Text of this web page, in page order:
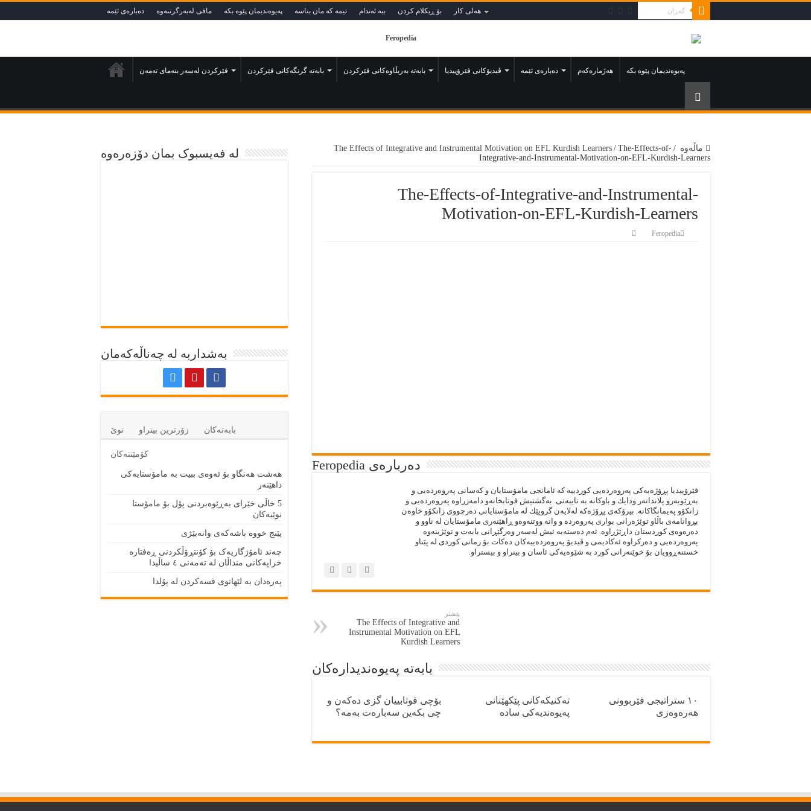
دەبارەى ئێمە مافى لەبەرگرتنەوە په‌يوه‌نديمان پێوه‌ بكه‌‌ تيمه كه مان بناسه ببه‌ ئه‌ندام بۆ ڕيكلام كردن هه‌لی كار
فێركردن لەسەر بنەماى تەمەن بابەتە گرنگەكانى فێركردن بابەتە بەربڵاوەكانى فێركردن ڤيديۆكانى فێرۆپيديا دەبارەى ئێمە هەژمارەکەم په‌يوه‌نديمان پێوه‌ بكه‌‌
ماڵەوە /
The Effects of Integrative and Instrumental Motivation on EFL Kurdish Learners / The-Effects-of-
Integrative-and-Instrumental-Motivation-on-EFL-Kurdish-Learners
The-Effects-of-Integrative-and-Instrumental-
Motivation-on-EFL-Kurdish-Learners
Feropedia
دەربارەى Feropedia
فێرۆپيديا پڕۆژەيەكى په‌روه‌رده‌يى كوردييە كە ئامانجى مامۆستايان و كەسانى پەروەردەيى و
بەڕێوبەرو پلاندانەر ودايك و باوكانە بە تايبەتى. به‌گشتيش قوتابخانەو دامەزراوە پەروەردەيى و
زانكۆو پەيمانگاكانە. بيرۆكەى پڕۆژەكە لەلايەن گروپێك لە مامۆستايانى دەرچووى زانكۆو خاوەن
بڕوانامەى باڵاو توێژەرانى بوارى پەروەردە و وانە ووتنەوەو ڕاهێنەرى مامۆستايان لە ناوو و
دەرەوەى كوردستان داڕێژراوە. ئەم دەستەيه‌ ئيش لەسەر وەرگێڕانى بابەت و توێژينەوە
پەروەردەيى و دەركراوە ئەكاديمى و ڤيديۆ پەروەردەييەكان دەكات بۆ زمانى كوردى لە پێناو
خستنەڕوويان بۆ خوێنەرانى كورد بە شێوەيەكى ئاسان و بينراو و بيستراو.
پێشتر
The Effects of Integrative and
Instrumental Motivation on EFL
Kurdish Learners
بابەتە پەيوەنديدارەكان
بۆچی قوتابییان گزی دەکەن و
چی بکەین سەبارەت بەمە؟
تەکنیکەکانی پێکهێنانی
پەیوەندیەکی سادە
١٠ ستراتیجی فێربوونی
هەرەوەزی
لە فەیسبوک بمان دۆزەرەوە
بەشداربە لە چەناڵەکەمان
نوێ زۆرترين بينراو بابەتەكان
كۆمێنتەكان
هەشت هەنگاو بۆ ئەوەی ببیت بە مامۆستایەکی
داهێنەر
5 خاڵی خێرای به‌ڕێوه‌بردنی پۆل بۆ مامۆستا
نوێیه‌كان
پێنج خووه‌ باشه‌كه‌ی وانه‌بێژی
چەند ئامۆژگاریەک بۆ کۆنتڕۆڵکردنی ڕەفتارە
خراپەکانی منداڵان لە تەمەنی ٤ ساڵیدا
پەرەدان بە لێهاتوی قسەکردن لە پۆلدا